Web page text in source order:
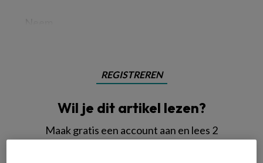
REGISTREREN
Wil je dit artikel lezen?
Maak gratis een account aan en lees 2